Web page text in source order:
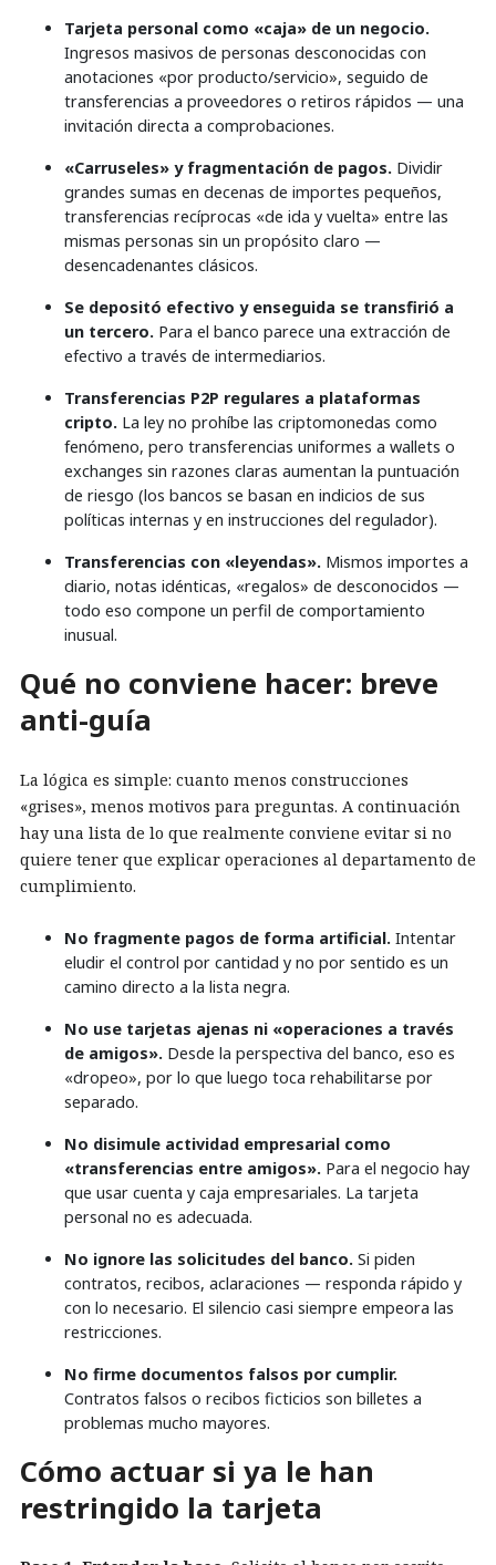
Tarjeta personal como «caja» de un negocio.
Ingresos masivos de personas desconocidas con
anotaciones «por producto/servicio», seguido de
transferencias a proveedores o retiros rápidos — una
invitación directa a comprobaciones.
«Carruseles» y fragmentación de pagos. Dividir
grandes sumas en decenas de importes pequeños,
transferencias recíprocas «de ida y vuelta» entre las
mismas personas sin un propósito claro —
desencadenantes clásicos.
Se depositó efectivo y enseguida se transfirió a
un tercero. Para el banco parece una extracción de
efectivo a través de intermediarios.
Transferencias P2P regulares a plataformas
cripto. La ley no prohíbe las criptomonedas como
fenómeno, pero transferencias uniformes a wallets o
exchanges sin razones claras aumentan la puntuación
de riesgo (los bancos se basan en indicios de sus
políticas internas y en instrucciones del regulador).
Transferencias con «leyendas». Mismos importes a
diario, notas idénticas, «regalos» de desconocidos —
todo eso compone un perfil de comportamiento
inusual.
Qué no conviene hacer: breve
anti-guía
La lógica es simple: cuanto menos construcciones
«grises», menos motivos para preguntas. A continuación
hay una lista de lo que realmente conviene evitar si no
quiere tener que explicar operaciones al departamento de
cumplimiento.
No fragmente pagos de forma artificial. Intentar
eludir el control por cantidad y no por sentido es un
camino directo a la lista negra.
No use tarjetas ajenas ni «operaciones a través
de amigos». Desde la perspectiva del banco, eso es
«dropeo», por lo que luego toca rehabilitarse por
separado.
No disimule actividad empresarial como
«transferencias entre amigos». Para el negocio hay
que usar cuenta y caja empresariales. La tarjeta
personal no es adecuada.
No ignore las solicitudes del banco. Si piden
contratos, recibos, aclaraciones — responda rápido y
con lo necesario. El silencio casi siempre empeora las
restricciones.
No firme documentos falsos por cumplir.
Contratos falsos o recibos ficticios son billetes a
problemas mucho mayores.
Cómo actuar si ya le han
restringido la tarjeta